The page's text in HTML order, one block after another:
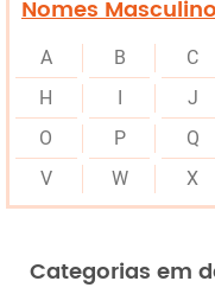
Nomes
A B C
H
J
O
P Q
V
W X
Categorias em